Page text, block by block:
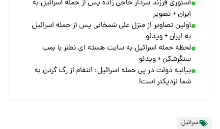
استوری فرزند سردار حاجی زاده پس از حمله اسرائیل به
ایران + تصویر
اولین تصاویر از منزل علی شمخانی پس از حمله اسرائیل
به ایران + ویدئو
لحظه حمله اسرائیل به سایت هسته ای نطنز با بمب
سنگرشکن + ویدئو
بیانیه دولت در پی حمله اسرائیل؛ انتقام از رگ گردن به
شما نزدیکتر است!
اسرائیل